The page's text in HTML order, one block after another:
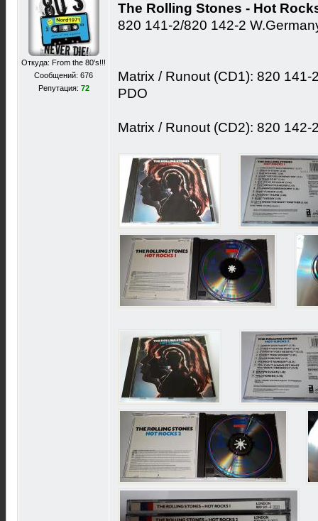
Откуда: From the 80's!!!
Сообщений: 676
Репутация: 72
The Rolling Stones - Hot
820 141-2/820 142-2
Matrix / Runout (CD1): 820
PDO
Matrix / Runout (CD2): 820 142-